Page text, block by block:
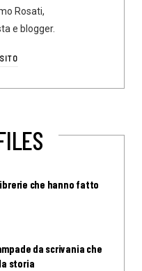
Rosati,
e blogger.
che hanno fatto
da scrivania che
storia